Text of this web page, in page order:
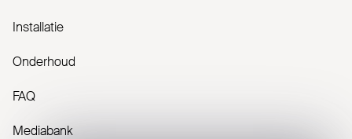
Installatie
Onderhoud
FAQ
Mediabank